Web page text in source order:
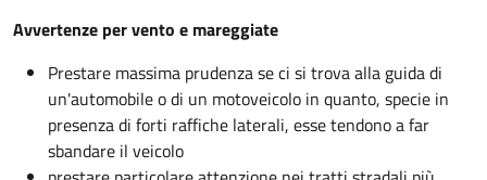
Avvertenze per vento e mareggiate
Prestare massima prudenza se ci si trova alla guida di
un'automobile o di un motoveicolo in quanto, specie in
presenza di forti raffiche laterali, esse tendono a far
sbandare il veicolo